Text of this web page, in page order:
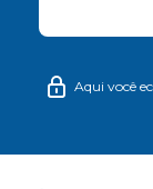
Aqui você